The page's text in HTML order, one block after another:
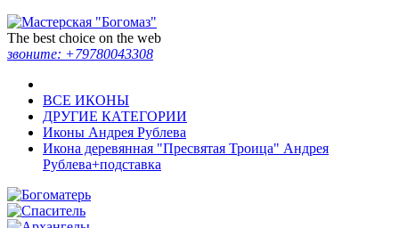
The best choice on the web
звоните: +79780043308
ВСЕ ИКОНЫ
ДРУГИЕ КАТЕГОРИИ
Иконы Андрея Рублева
Икона деревянная "Пресвятая Троица" Андрея
Рублева+подставка